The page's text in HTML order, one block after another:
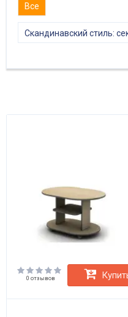
Все
Скандинавский стиль:
0 отзывов